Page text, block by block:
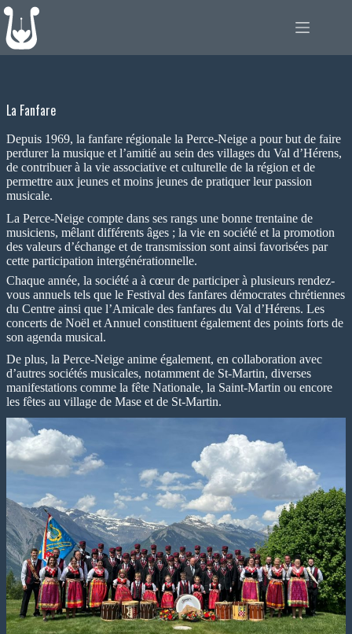
Passer
au
contenu
La Fanfare
Depuis 1969, la fanfare régionale la Perce-Neige a pour but de faire
perdurer la musique et l’amitié au sein des villages du Val d’Hérens,
de contribuer à la vie associative et culturelle de la région et de
permettre aux jeunes et moins jeunes de pratiquer leur passion
musicale.
La Perce-Neige compte dans ses rangs une bonne trentaine de
musiciens, mêlant différents âges ; la vie en société et la promotion
des valeurs d’échange et de transmission sont ainsi favorisées par
cette participation intergénérationnelle.
Chaque année, la société a à cœur de participer à plusieurs rendez-
vous annuels tels que le Festival des fanfares démocrates chrétiennes
du Centre ainsi que l’Amicale des fanfares du Val d’Hérens. Les
concerts de Noël et Annuel constituent également des points forts de
son agenda musical.
De plus, la Perce-Neige anime également, en collaboration avec
d’autres sociétés musicales, notamment de St-Martin, diverses
manifestations comme la fête Nationale, la Saint-Martin ou encore
les fêtes au village de Mase et de St-Martin.